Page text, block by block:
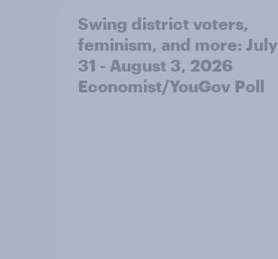
Swing district voters,
feminism, and more: July
31 - August 3, 2026
Economist/YouGov Poll